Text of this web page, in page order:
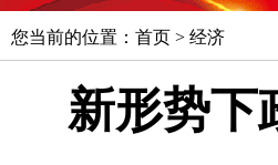
您当前的位置： 首页 > 经济
新形势下